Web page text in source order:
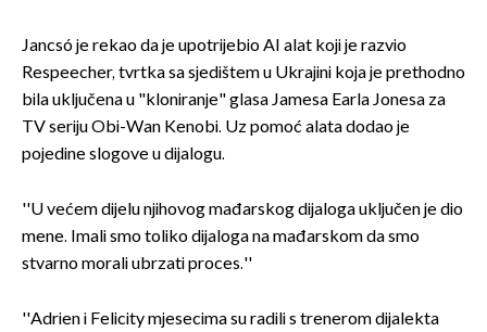
Jancsó je rekao da je upotrijebio AI alat koji je razvio
Respeecher, tvrtka sa sjedištem u Ukrajini koja je prethodno
bila uključena u "kloniranje" glasa Jamesa Earla Jonesa za
TV seriju Obi-Wan Kenobi. Uz pomoć alata dodao je
pojedine slogove u dijalogu.
''U većem dijelu njihovog mađarskog dijaloga uključen je dio
mene. Imali smo toliko dijaloga na mađarskom da smo
stvarno morali ubrzati proces.''
''Adrien i Felicity mjesecima su radili s trenerom dijalekta